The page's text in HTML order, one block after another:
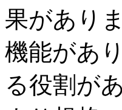
果があり
機能があ
る役割が